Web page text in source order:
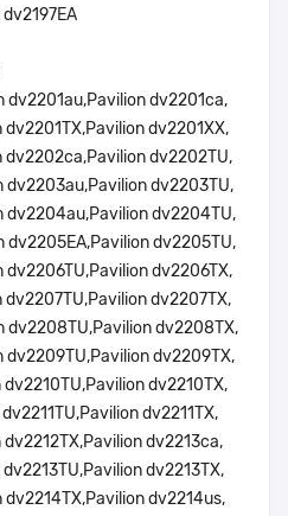
dv2201au,Pavilion dv2201ca,
dv2201XX,
dv2202ca,Pavilion dv2202TU,
dv2203au,Pavilion dv2203TU,
dv2204au,Pavilion dv2204TU,
dv2205EA,Pavilion dv2205TU,
dv2206TX,
dv2207TX,
dv2208TU,Pavilion dv2208TX,
dv2209TU,Pavilion dv2209TX,
dv2210TX,
dv2211TX,
dv2213ca,
dv2213TX,
dv2214us,